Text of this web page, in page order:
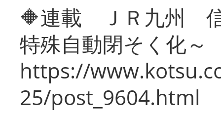
🔶連載 ＪＲ九州 信
特殊自動閉そく化～
https://
25/post_9604.html